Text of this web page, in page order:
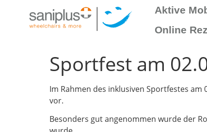
springen
Aktive
Online
Sportfest am
Im Rahmen des inklusiven Sportfestes
vor.
Besonders gut angenommen wurde der